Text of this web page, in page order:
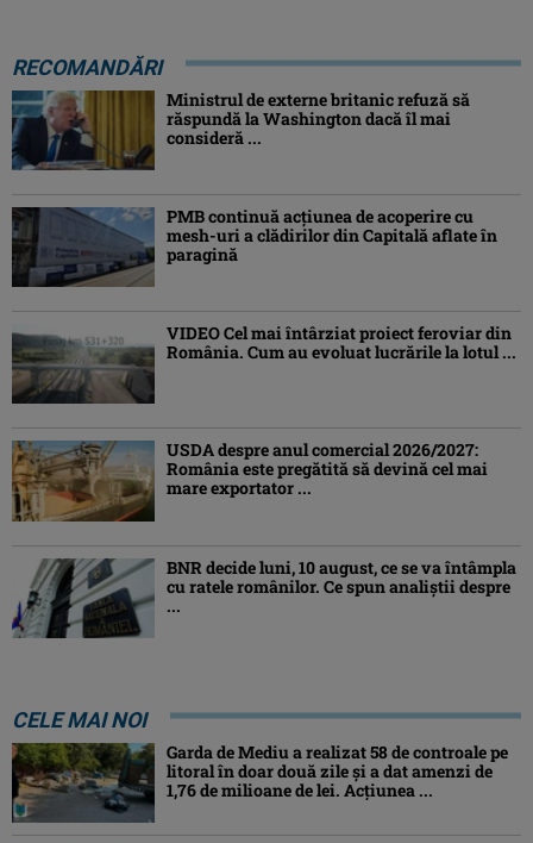
RECOMANDĂRI
Ministrul de externe britanic refuză să
răspundă la Washington dacă îl mai
consideră ...
PMB continuă acțiunea de acoperire cu
mesh-uri a clădirilor din Capitală aflate în
paragină
VIDEO Cel mai întârziat proiect feroviar din
România. Cum au evoluat lucrările la lotul ...
USDA despre anul comercial 2026/2027:
România este pregătită să devină cel mai
mare exportator ...
BNR decide luni, 10 august, ce se va întâmpla
cu ratele românilor. Ce spun analiștii despre
...
CELE MAI NOI
Garda de Mediu a realizat 58 de controale pe
litoral în doar două zile și a dat amenzi de
1,76 de milioane de lei. Acțiunea ...